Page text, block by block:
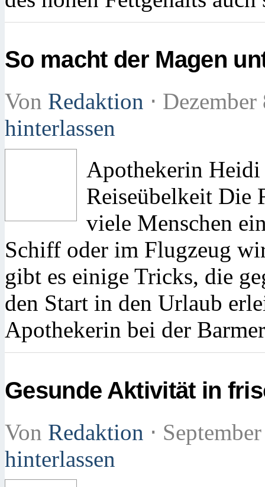
So macht der Magen
Von Redaktion ⋅
hinterlassen
Apothekerin
Reiseübelkeit Die
viele Menschen
Schiff oder im Flugzeug
gibt es einige Tricks, die
den Start in den Urlaub
Apothekerin bei der
Gesunde Aktivität in
Von Redaktion ⋅
hinterlassen